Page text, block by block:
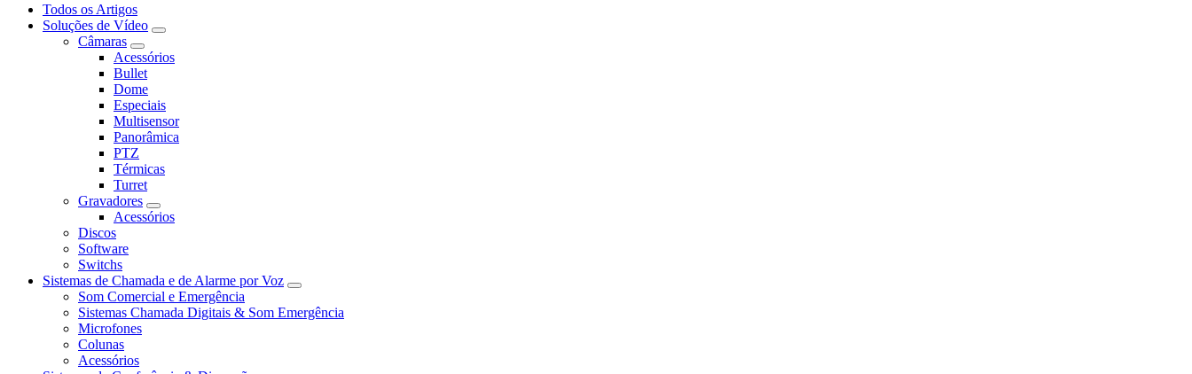
Todos os Artigos
Soluções de Vídeo
Câmaras
Acessórios
Bullet
Dome
Especiais
Multisensor
Panorâmica
PTZ
Térmicas
Turret
Gravadores
Acessórios
Discos
Software
Switchs
Sistemas de Chamada e de Alarme por Voz
Som Comercial e Emergência
Sistemas Chamada Digitais & Som Emergência
Microfones
Colunas
Acessórios